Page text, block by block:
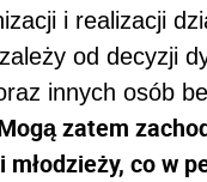
i realizacji
od decyzji
innych osób
zatem
co w